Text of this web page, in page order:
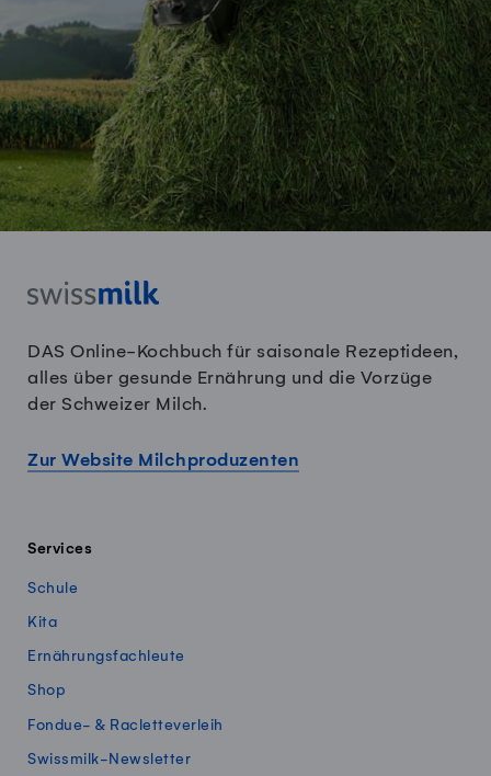
DAS Online-Kochbuch für saisonale Rezeptideen,
alles über gesunde Ernährung und die Vorzüge
der Schweizer Milch.
Zur Website Milchproduzenten
Services
Schule
Kita
Ernährungsfachleute
Shop
Fondue- & Racletteverleih
Swissmilk-Newsletter